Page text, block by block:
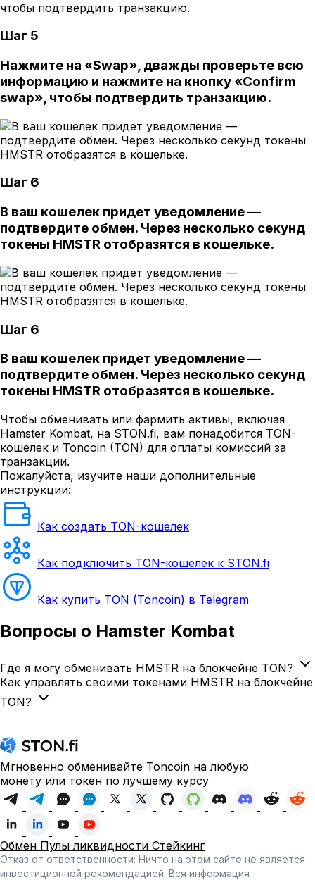
Шаг 5
Нажмите на «Swap», дважды проверьте всю
информацию и нажмите на кнопку «Confirm
swap», чтобы подтвердить транзакцию.
Шаг 6
В ваш кошелек придет уведомление —
подтвердите обмен. Через несколько секунд
токены HMSTR отобразятся в кошельке.
Шаг 6
В ваш кошелек придет уведомление —
подтвердите обмен. Через несколько секунд
токены HMSTR отобразятся в кошельке.
Чтобы обменивать или фармить активы, включая
Hamster Kombat, на STON.fi, вам понадобится TON-
кошелек и Toncoin (TON) для оплаты комиссий за
транзакции.
Пожалуйста, изучите наши дополнительные
инструкции:
Как создать TON-кошелек
Как подключить TON-кошелек к STON.fi
Как купить TON (Toncoin) в Telegram
Вопросы о Hamster Kombat
Где я могу обменивать HMSTR на блокчейне TON?
Как управлять своими токенами HMSTR на блокчейне
TON?
Мгновенно обменивайте Toncoin на любую
монету или токен по лучшему курсу
Обмен Пулы ликвидности Стейкинг
Отказ от ответственности: Ничто на этом сайте не является
инвестиционной рекомендацией. Вся информация